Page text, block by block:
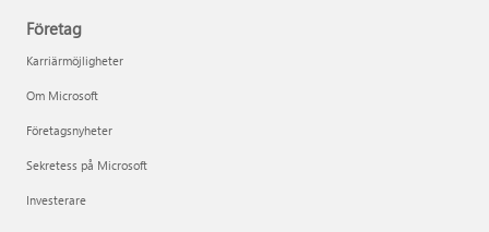
Företag
Karriärmöjligheter
Om Microsoft
Företagsnyheter
Sekretess på Microsoft
Investerare